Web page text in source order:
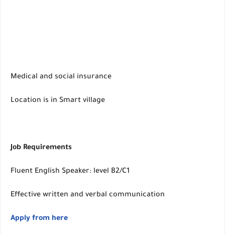
Medical and social insurance
Location is in Smart village
Job Requirements
Fluent English Speaker: level B2/C1
Effective written and verbal communication
Apply from here